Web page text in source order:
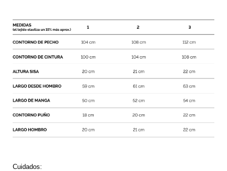
Cuidados: